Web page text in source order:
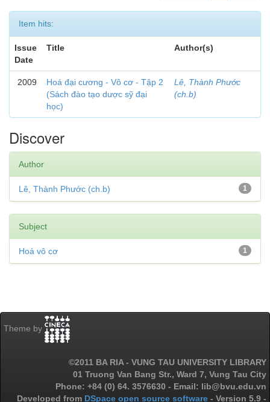
Item hits:
Issue
Date
Title Author(s)
2009
Hoá đại cương - Vô cơ - Tập 2
(Sách đào tạo dược sỹ đại
học)
Lê, Thành Phước
(ch.b)
Discover
Author
1
Lê, Thành Phước (ch.b)
Subject
1
Hoá vô cơ
Theme by
©2011 BA RIA - VUNG TAU UNIVERSITY LIBRARY
01 Truong Van Bang Str., Ward 7, Vung Tau City
Phone: +84 (0) 64. 3576630 - Email: lib@bvu.edu.vn
Developed from DSpace open source software - Version 5.9 -